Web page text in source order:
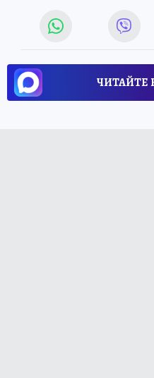
ЧИТАЙТЕ